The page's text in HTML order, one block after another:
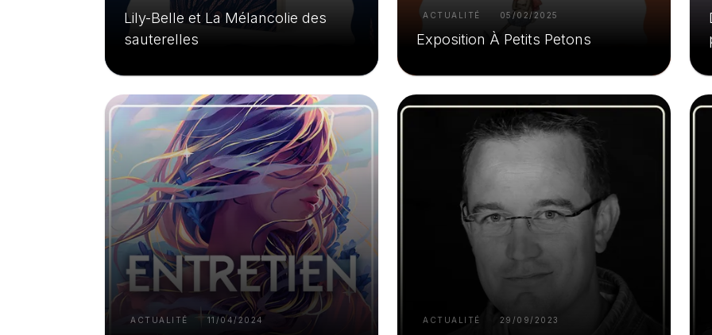
Lily-Belle et La Mélancolie des
sauterelles
ACTUALITÉ 05/02/2025
Exposition À Petits Petons
ACTUALITÉ 11/04/2024 ACTUALITÉ 29/09/2023